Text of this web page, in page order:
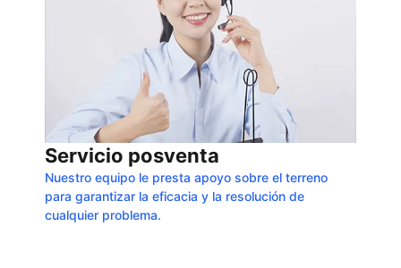
Servicio posventa
Nuestro equipo le presta apoyo sobre el terreno
para garantizar la eficacia y la resolución de
cualquier problema.